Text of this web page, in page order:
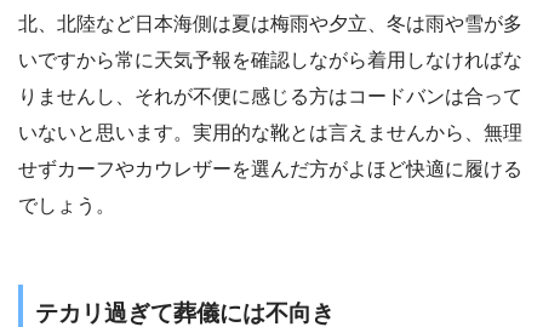
北、北陸など日本海側は夏は梅雨や夕立、冬は雨や雪が多
いですから常に天気予報を確認しながら着用しなければな
りませんし、それが不便に感じる方はコードバンは合って
いないと思います。実用的な靴とは言えませんから、無理
せずカーフやカウレザーを選んだ方がよほど快適に履ける
でしょう。
テカリ過ぎて葬儀には不向き